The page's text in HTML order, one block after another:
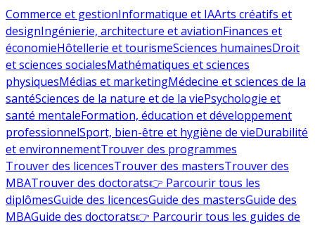
Commerce et gestionInformatique et IAArts créatifs et
designIngénierie, architecture et aviationFinances et
économieHôtellerie et tourismeSciences humainesDroit
et sciences socialesMathématiques et sciences
physiquesMédias et marketingMédecine et sciences de la
santéSciences de la nature et de la viePsychologie et
santé mentaleFormation, éducation et développement
professionnelSport, bien-être et hygiène de vieDurabilité
et environnementTrouver des programmes
Trouver des licencesTrouver des mastersTrouver des
MBATrouver des doctorats👉 Parcourir tous les
diplômesGuide des licencesGuide des mastersGuide des
MBAGuide des doctorats👉 Parcourir tous les guides de